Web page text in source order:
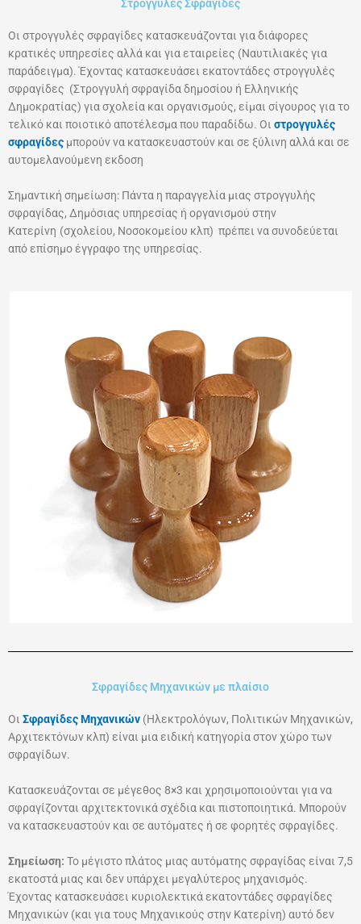
Στρογγυλές Σφραγίδες
Οι στρογγυλές σφραγίδες κατασκευάζονται για διάφορες
κρατικές υπηρεσίες αλλά και για εταιρείες (Ναυτιλιακές για
παράδειγμα). Έχοντας κατασκευάσει εκατοντάδες στρογγυλές
σφραγίδες (Στρογγυλή σφραγίδα δημοσίου ή Ελληνικής
Δημοκρατίας) για σχολεία και οργανισμούς, είμαι σίγουρος για το
τελικό και ποιοτικό αποτέλεσμα που παραδίδω. Οι στρογγυλές
σφραγίδες μπορούν να κατασκευαστούν και σε ξύλινη αλλά και σε
αυτομελανούμενη εκδοση
Σημαντική σημείωση: Πάντα η παραγγελία μιας στρογγυλής
σφραγίδας, Δημόσιας υπηρεσίας ή οργανισμού στην
Κατερίνη (σχολείου, Νοσοκομείου κλπ) πρέπει να συνοδεύεται
από επίσημο έγγραφο της υπηρεσίας.
Σφραγίδες Μηχανικών με πλαίσιο
Οι Σφραγίδες Μηχανικών (Ηλεκτρολόγων, Πολιτικών Μηχανικών,
Αρχιτεκτόνων κλπ) είναι μια ειδική κατηγορία στον χώρο των
σφραγίδων.
Κατασκευάζονται σε μέγεθος 8×3 και χρησιμοποιούνται για να
σφραγίζονται αρχιτεκτονικά σχέδια και πιστοποιητικά. Μπορούν
να κατασκευαστούν και σε αυτόματες ή σε φορητές σφραγίδες.
Σημείωση: Το μέγιστο πλάτος μιας αυτόματης σφραγίδας είναι 7,5
εκατοστά μιας και δεν υπάρχει μεγαλύτερος μηχανισμός.
Έχοντας κατασκευάσει κυριολεκτικά εκατοντάδες σφραγίδες
Μηχανικών (και για τους Μηχανικούς στην Κατερίνη) αυτό δεν